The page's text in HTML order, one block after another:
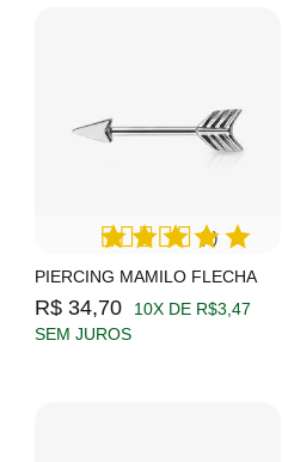
PIERCING MAMILO FLECHA
(1)
R$ 34,70
10X DE R$3,47
SEM JUROS